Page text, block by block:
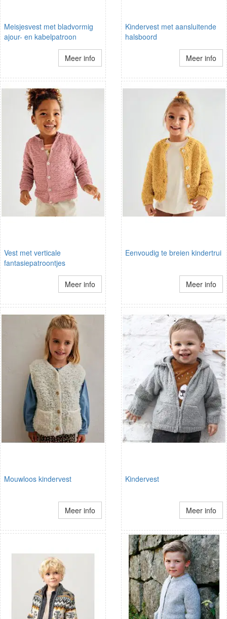
Meisjesvest met bladvormig
ajour- en kabelpatroon
Meer info
Kindervest met aansluitende
halsboord
Meer info
Vest met verticale
fantasiepatroontjes
Meer info
Eenvoudig te breien kindertrui
Meer info
Mouwloos kindervest
Meer info
Kindervest
Meer info